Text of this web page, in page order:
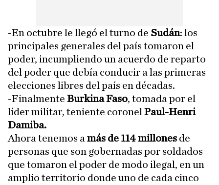
-En octubre le llegó el turno de Sudán: los
principales generales del país tomaron el
poder, incumpliendo un acuerdo de reparto
del poder que debía conducir a las primeras
elecciones libres del país en décadas.
-Finalmente Burkina Faso, tomada por el
líder militar, teniente coronel Paul-Henri
Damiba.
Ahora tenemos a más de 114 millones de
personas que son gobernadas por soldados
que tomaron el poder de modo ilegal, en un
amplio territorio donde uno de cada cinco